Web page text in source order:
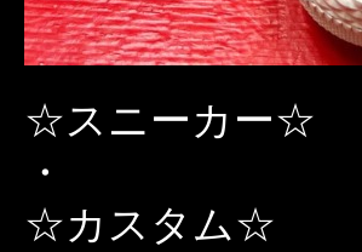
☆スニーカー☆
・
☆カスタム☆